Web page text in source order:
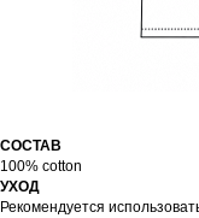
СОСТАВ
100% cotton
УХОД
Рекомендуется